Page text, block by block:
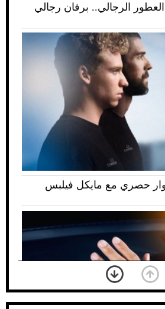
الرجالي.. برفان رجالي
حوار حصري مع مايكل فيلبس